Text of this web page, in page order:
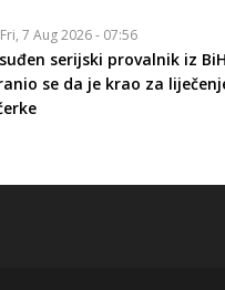
Fri, 7 Aug 2026 - 07:56
serijski provalnik iz
se da je krao za